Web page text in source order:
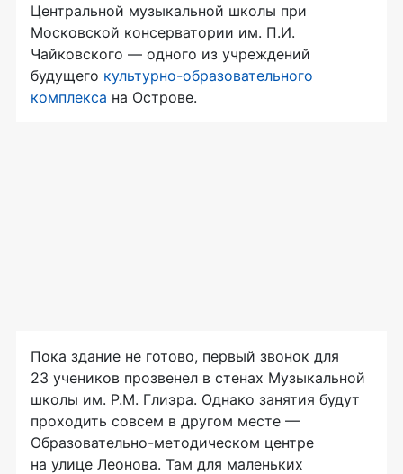
Центральной музыкальной школы при
Московской консерватории им. П.И.
Чайковского — одного из учреждений
будущего культурно-образовательного
комплекса на Острове.
Пока здание не готово, первый звонок для
23 учеников прозвенел в стенах Музыкальной
школы им. Р.М. Глиэра. Однако занятия будут
проходить совсем в другом месте —
Образовательно-методическом центре
на улице Леонова. Там для маленьких